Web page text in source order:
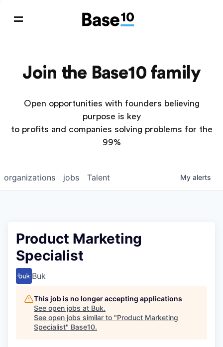
Join the Base10 family
Open opportunities with founders believing
purpose is key
to profits and companies solving problems for the
99%
jobs
organizations Talent My alerts
Product Marketing
Specialist
Buk
This job is no longer accepting applications
See open jobs at Buk.
See open jobs similar to "Product Marketing
Specialist" Base10.